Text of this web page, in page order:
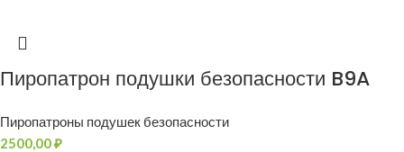
Пиропатрон подушки безопасности B9A
Пиропатроны подушек безопасности
2500,00₽